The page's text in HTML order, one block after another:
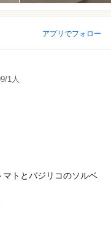
アプリでフォロー
1人
トとバジリコのソルベ